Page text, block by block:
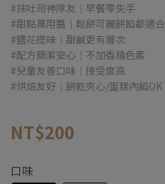
#抹吐司神隊友｜早餐零失手
#甜點萬用醬｜鬆餅可麗餅餡都適合
#鹽花提味｜甜鹹更有層次
#配方簡潔安心｜不加香精色素
#兒童友善口味｜接受度高
#烘焙友好｜餅乾夾心/蛋糕內餡OK
NT$200
口味